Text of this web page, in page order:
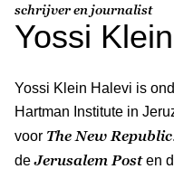
schrijver en journalist
Yossi
Yossi Klein Halevi is
Hartman Institute in
voor The New Republic
deJerusalem Posten